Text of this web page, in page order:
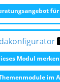
Modul
im